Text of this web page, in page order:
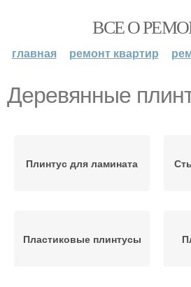
ВСЕ О
главная ремонт квартир
Деревянные
Плинтус для ламината
Пластиковые плинтусы